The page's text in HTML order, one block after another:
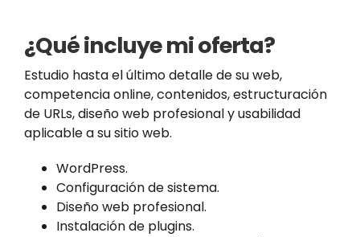
¿Qué incluye mi oferta?
Estudio hasta el último detalle de su web,
competencia online, contenidos, estructuración
de URLs, diseño web profesional y usabilidad
aplicable a su sitio web.
WordPress.
Configuración de sistema.
Diseño web profesional.
Instalación de plugins.